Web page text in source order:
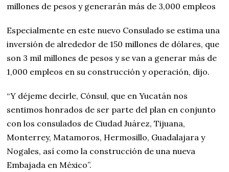
millones de pesos y generarán más de 3,000 empleos
Especialmente en este nuevo Consulado se estima una
inversión de alrededor de 150 millones de dólares, que
son 3 mil millones de pesos y se van a generar más de
1,000 empleos en su construcción y operación, dijo.
“Y déjeme decirle, Cónsul, que en Yucatán nos
sentimos honrados de ser parte del plan en conjunto
con los consulados de Ciudad Juárez, Tijuana,
Monterrey, Matamoros, Hermosillo, Guadalajara y
Nogales, así como la construcción de una nueva
Embajada en México”.